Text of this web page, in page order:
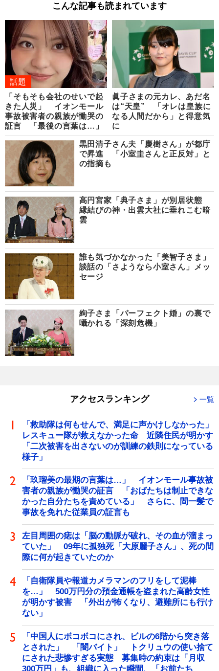
こんな記事も読まれています
話題
「そもそも会社のせいで起
きた人災」 イオンモール
事故被害者の親族が慟哭の
証言 「最後の言葉は…」
眞子さまの元カレ、あだ名
は“天皇” 「オレは皇族に
なる人間だから」と得意気
に
黒田清子さん夫「慶樹さん」が都庁
で昇進 「小室圭さんと正反対」と
の指摘も
高円宮家「典子さま」が別居状態
縁結びの神・出雲大社に垂れこむ暗
雲
誰も気づかなかった「美智子さま」
談話の「さようなら小室さん」メッ
セージ
絢子さま「パーフェクト婚」の裏で
囁かれる「深刻危機」
アクセスランキング 一覧
「救助隊は何もせんで、満足に声かけしなかった」
レスキュー隊が救えなかった命 近隣住民が明かす
「二次被害を出さないのが訓練の鉄則になっている
様子」
「玖瑠美の最期の言葉は…」 イオンモール事故被
害者の親族が慟哭の証言 「おばたちは制止できな
かった自分たちを責めている」 さらに、間一髪で
事故を免れた従業員の証言も
左目周囲の痣は「脳の動脈が破れ、その血が溜まっ
ていた」 09年に孤独死「大原麗子さん」、死の間
際に何が起きていたのか
「自衛隊員や報道カメラマンのフリをして泥棒
を…」 500万円分の預金通帳を盗まれた高齢女性
が明かす被害 「外出が怖くなり、避難所にも行け
ない」
「中国人にボコボコにされ、ビルの6階から突き落
とされた」 「闇バイト」 トクリュウの使い捨て
にされた悲惨すぎる実態 募集時の約束は「月収
300万円」も、組織に入った瞬間、「お前たち